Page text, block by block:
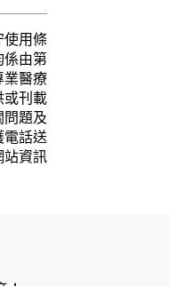
使用條
由第
醫療
刊載
題及
話送
資訊